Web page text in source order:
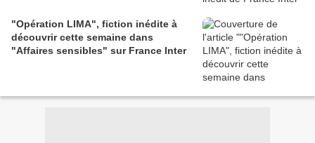
"Opération LIMA", fiction inédite à
découvrir cette semaine dans
"Affaires sensibles" sur France Inter